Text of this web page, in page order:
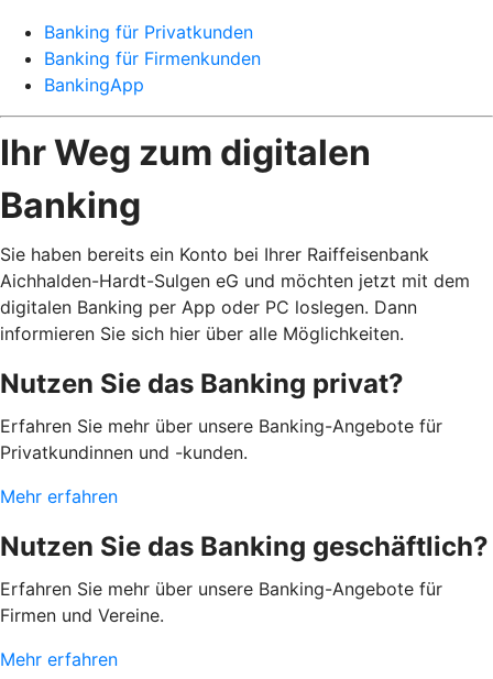
Banking für Privatkunden
Banking für Firmenkunden
BankingApp
Ihr Weg zum digitalen
Banking
Sie haben bereits ein Konto bei Ihrer Raiffeisenbank
Aichhalden-Hardt-Sulgen eG und möchten jetzt mit dem
digitalen Banking per App oder PC loslegen. Dann
informieren Sie sich hier über alle Möglichkeiten.
Nutzen Sie das Banking privat?
Erfahren Sie mehr über unsere Banking-Angebote für
Privatkundinnen und -kunden.
Mehr erfahren
Nutzen Sie das Banking geschäftlich?
Erfahren Sie mehr über unsere Banking-Angebote für
Firmen und Vereine.
Mehr erfahren